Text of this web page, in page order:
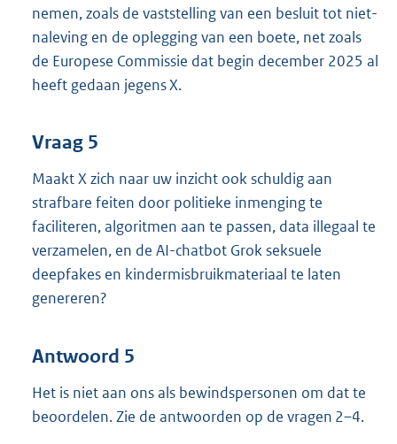
nemen, zoals de vaststelling van een besluit tot niet-
naleving en de oplegging van een boete, net zoals
de Europese Commissie dat begin december 2025 al
heeft gedaan jegens X.
Vraag 5
Maakt X zich naar uw inzicht ook schuldig aan
strafbare feiten door politieke inmenging te
faciliteren, algoritmen aan te passen, data illegaal te
verzamelen, en de AI-chatbot Grok seksuele
deepfakes en kindermisbruikmateriaal te laten
genereren?
Antwoord 5
Het is niet aan ons als bewindspersonen om dat te
beoordelen. Zie de antwoorden op de vragen 2–4.